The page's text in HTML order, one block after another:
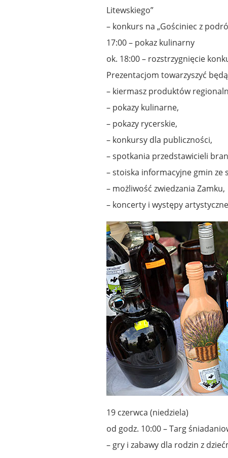
Litewskiego”
– konkurs na „Gościniec z
17:00 – pokaz kulinarny
ok. 18:00 – rozstrzygnięcie
Prezentacjom towarzyszyć
– kiermasz produktów
– pokazy kulinarne,
– pokazy rycerskie,
– konkursy dla publiczności,
– spotkania przedstawicieli
– stoiska informacyjne gmin ze
– możliwość zwiedzania Zamku,
– koncerty i występy artystyczne
19 czerwca (niedziela)
od godz. 10:00 – Targ
– gry i zabawy dla rodzin z